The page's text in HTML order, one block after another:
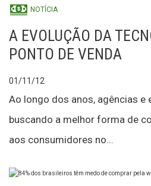
NOTÍCIA
A EVOLUÇÃO DA
PONTO DE VENDA
01/11/12
Ao longo dos anos, agências e
buscando a melhor forma de
aos consumidores no...